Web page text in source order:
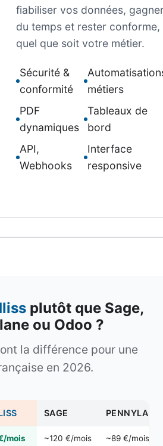
fiabiliser vos données,
du temps et rester conforme,
quel que soit votre métier.
Sécurité &
conformité
métiers
PDF
dynamiques
Tableaux de
bord
API,
Webhooks
Interface
responsive
plutôt que Sage,
ou Odoo ?
la différence pour une
en 2026.
SAGE PENNYLANE
mois ~120 €/mois ~89 €/mois